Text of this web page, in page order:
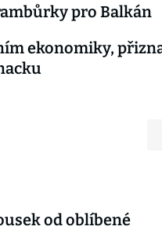
pro Balkán
ekonomiky,
od oblíbené